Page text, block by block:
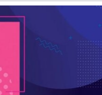
Denizli
Diyarbakır
Elazığ
Erzincan